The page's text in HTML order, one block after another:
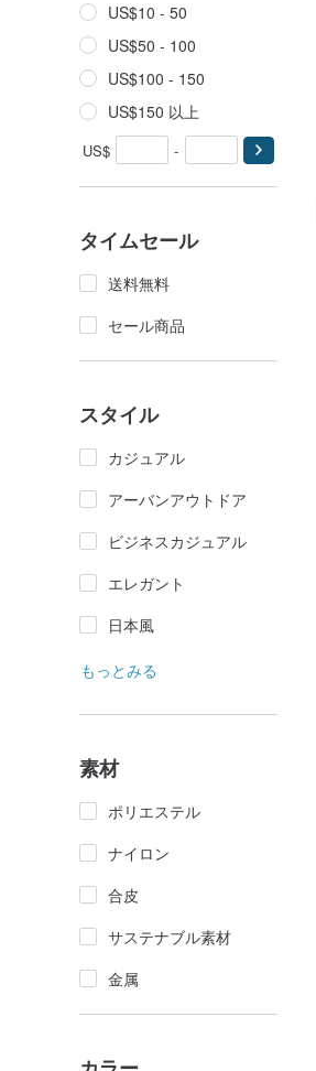
US$10 - 50
US$50 - 100
US$100 - 150
US$150 以上
US$ -
タイムセール
送料無料
セール商品
スタイル
カジュアル
アーバンアウトドア
ビジネスカジュアル
エレガント
日本風
もっとみる
素材
ポリエステル
ナイロン
合皮
サステナブル素材
金属